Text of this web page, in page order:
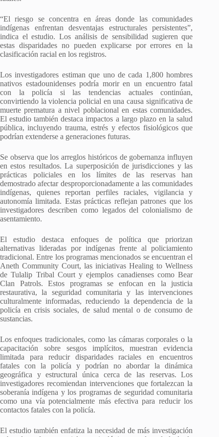
“El riesgo se concentra en áreas donde las comunidades
indígenas enfrentan desventajas estructurales persistentes”,
indica el estudio. Los análisis de sensibilidad sugieren que
estas disparidades no pueden explicarse por errores en la
clasificación racial en los registros.
Los investigadores estiman que uno de cada 1,800 hombres
nativos estadounidenses podría morir en un encuentro fatal
con la policía si las tendencias actuales continúan,
convirtiendo la violencia policial en una causa significativa de
muerte prematura a nivel poblacional en estas comunidades.
El estudio también destaca impactos a largo plazo en la salud
pública, incluyendo trauma, estrés y efectos fisiológicos que
podrían extenderse a generaciones futuras.
Se observa que los arreglos históricos de gobernanza influyen
en estos resultados. La superposición de jurisdicciones y las
prácticas policiales en los límites de las reservas han
demostrado afectar desproporcionadamente a las comunidades
indígenas, quienes reportan perfiles raciales, vigilancia y
autonomía limitada. Estas prácticas reflejan patrones que los
investigadores describen como legados del colonialismo de
asentamiento.
El estudio destaca enfoques de política que priorizan
alternativas lideradas por indígenas frente al policiamiento
tradicional. Entre los programas mencionados se encuentran el
Aneth Community Court, las iniciativas Healing to Wellness
de Tulalip Tribal Court y ejemplos canadienses como Bear
Clan Patrols. Estos programas se enfocan en la justicia
restaurativa, la seguridad comunitaria y las intervenciones
culturalmente informadas, reduciendo la dependencia de la
policía en crisis sociales, de salud mental o de consumo de
sustancias.
Los enfoques tradicionales, como las cámaras corporales o la
capacitación sobre sesgos implícitos, muestran evidencia
limitada para reducir disparidades raciales en encuentros
fatales con la policía y podrían no abordar la dinámica
geográfica y estructural única cerca de las reservas. Los
investigadores recomiendan intervenciones que fortalezcan la
soberanía indígena y los programas de seguridad comunitaria
como una vía potencialmente más efectiva para reducir los
contactos fatales con la policía.
El estudio también enfatiza la necesidad de más investigación